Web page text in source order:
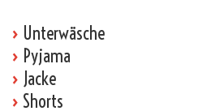
› Unterwäsche
› Pyjama
› Jacke
› Shorts